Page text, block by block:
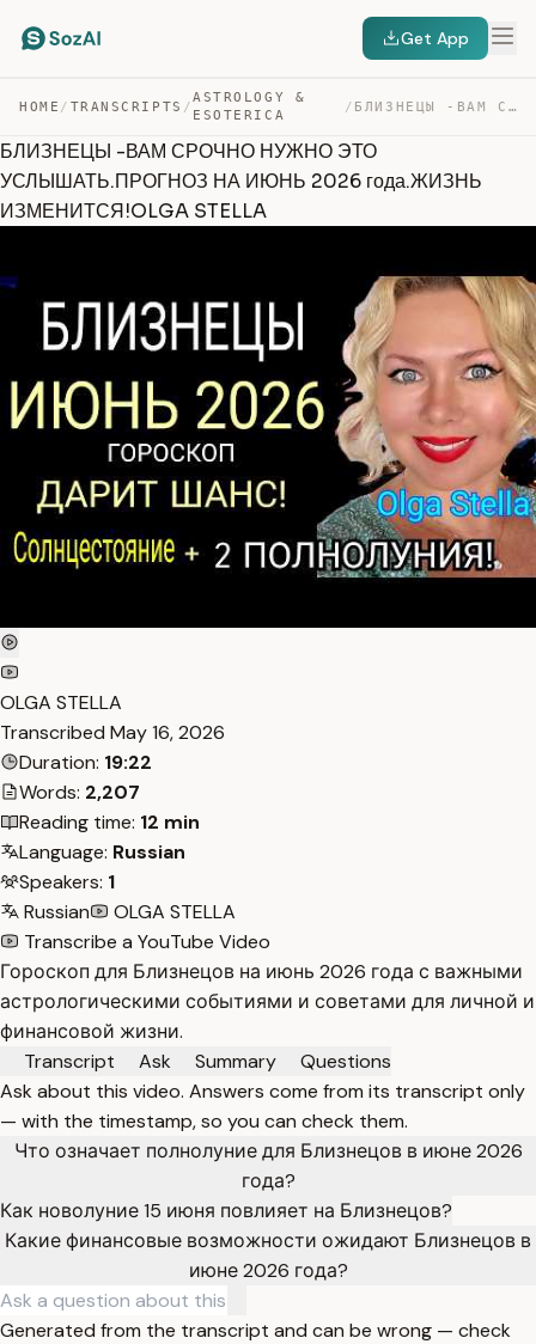
Get App
HOME / TRANSCRIPTS /
ASTROLOGY &
ESOTERICA
/ БЛИЗНЕЦЫ -ВАМ СРОЧНО НУЖНО ЭТО УСЛЫШАТЬ.ПРОГНОЗ НА ИЮНЬ… — TRANSCRIPT
БЛИЗНЕЦЫ -ВАМ СРОЧНО НУЖНО ЭТО
УСЛЫШАТЬ.ПРОГНОЗ НА ИЮНЬ 2026 года.ЖИЗНЬ
ИЗМЕНИТСЯ!OLGA STELLA
OLGA STELLA
Transcribed May 16, 2026
Duration: 19:22
Words: 2,207
Reading time: 12 min
Language: Russian
Speakers: 1
Russian
OLGA STELLA
Transcribe a YouTube Video
Гороскоп для Близнецов на июнь 2026 года с важными
астрологическими событиями и советами для личной и
финансовой жизни.
Transcript
Ask Summary
Questions
Ask about this video. Answers come from its transcript only
— with the timestamp, so you can check them.
Что означает полнолуние для Близнецов в июне 2026
года?
Как новолуние 15 июня повлияет на Близнецов?
Какие финансовые возможности ожидают Близнецов в
июне 2026 года?
Generated from the transcript and can be wrong — check